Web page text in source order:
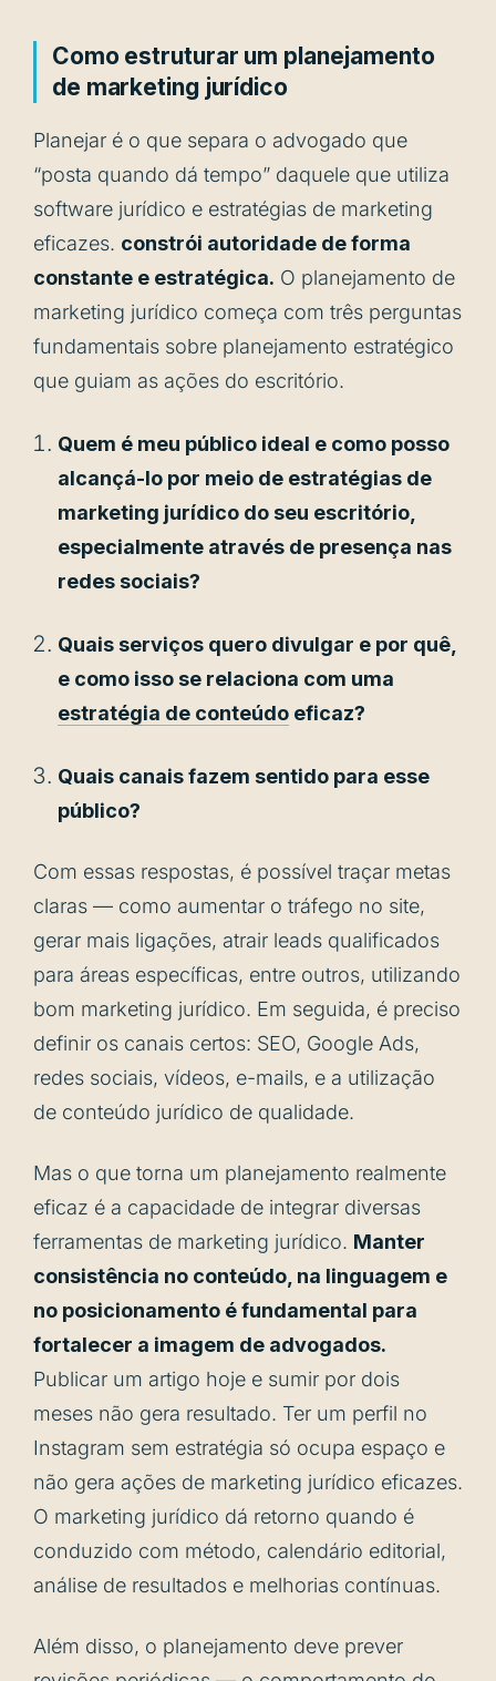
Como estruturar um planejamento
de marketing jurídico
Planejar é o que separa o advogado que
“posta quando dá tempo” daquele que utiliza
software jurídico e estratégias de marketing
eficazes. constrói autoridade de forma
constante e estratégica. O planejamento de
marketing jurídico começa com três perguntas
fundamentais sobre planejamento estratégico
que guiam as ações do escritório.
Quem é meu público ideal e como posso
alcançá-lo por meio de estratégias de
marketing jurídico do seu escritório,
especialmente através de presença nas
redes sociais?
Quais serviços quero divulgar e por quê,
e como isso se relaciona com uma
estratégia de conteúdo eficaz?
Quais canais fazem sentido para esse
público?
Com essas respostas, é possível traçar metas
claras — como aumentar o tráfego no site,
gerar mais ligações, atrair leads qualificados
para áreas específicas, entre outros, utilizando
bom marketing jurídico. Em seguida, é preciso
definir os canais certos: SEO, Google Ads,
redes sociais, vídeos, e-mails, e a utilização
de conteúdo jurídico de qualidade.
Mas o que torna um planejamento realmente
eficaz é a capacidade de integrar diversas
ferramentas de marketing jurídico. Manter
consistência no conteúdo, na linguagem e
no posicionamento é fundamental para
fortalecer a imagem de advogados.
Publicar um artigo hoje e sumir por dois
meses não gera resultado. Ter um perfil no
Instagram sem estratégia só ocupa espaço e
não gera ações de marketing jurídico eficazes.
O marketing jurídico dá retorno quando é
conduzido com método, calendário editorial,
análise de resultados e melhorias contínuas.
Além disso, o planejamento deve prever